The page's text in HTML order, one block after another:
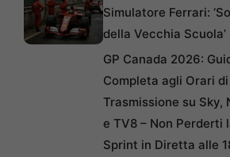
Simulatore Ferrari:
della Vecchia Scuola’
GP Canada 2026:
Completa agli Orari di
Trasmissione su Sky,
e TV8 – Non Perderti
Sprint in Diretta alle